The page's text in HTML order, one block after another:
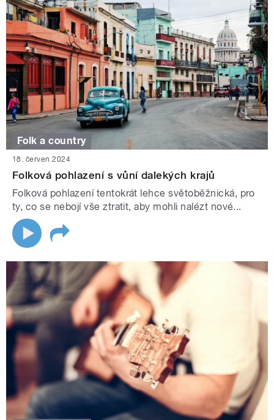
Folk a country
18. červen 2024
Folková pohlazení s vůní dalekých krajů
Folková pohlazení tentokrát lehce světoběžnická, pro
ty, co se nebojí vše ztratit, aby mohli nalézt nové...